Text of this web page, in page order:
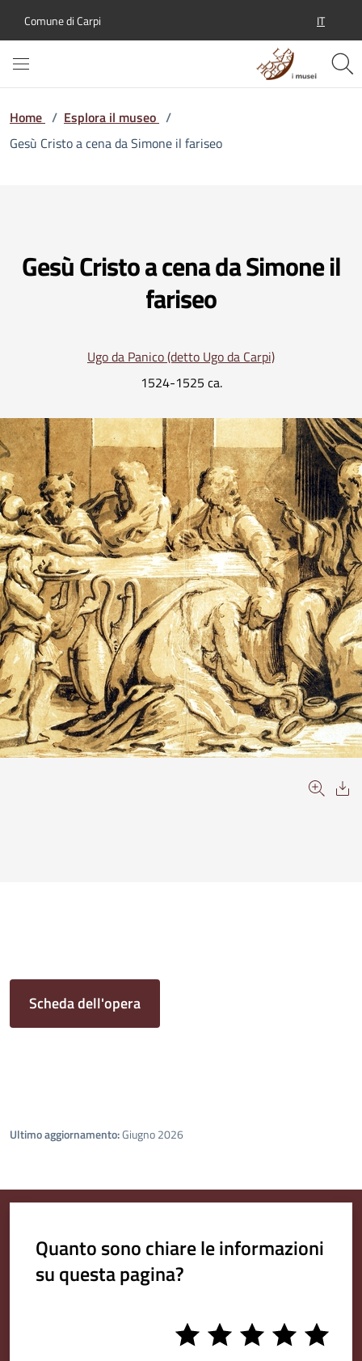
Comune di Carpi IT
Home / Esplora il museo /
Gesù Cristo a cena da Simone il fariseo
Gesù Cristo a cena da Simone il
fariseo
Ugo da Panico (detto Ugo da Carpi)
1524-1525 ca.
Scheda dell'opera
Ultimo aggiornamento:Giugno 2026
Quanto sono chiare le informazioni
su questa pagina?
5
stars
4
stars
3
stars
2
stars
1
stars